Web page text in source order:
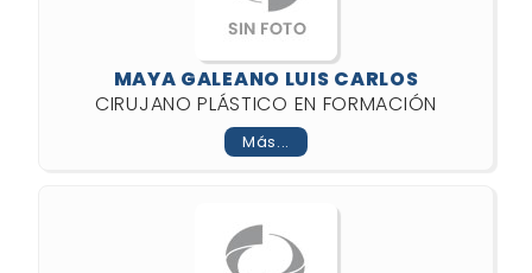
MAYA GALEANO LUIS CARLOS
CIRUJANO PLÁSTICO EN FORMACIÓN
Más...